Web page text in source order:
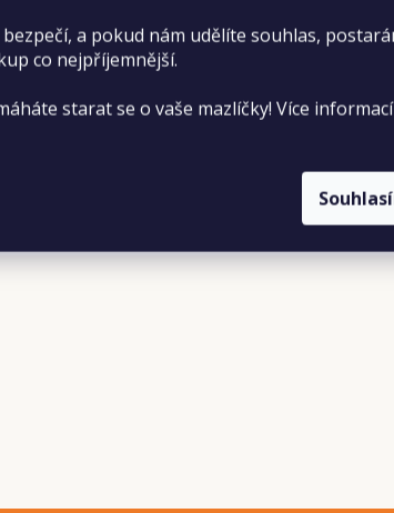
a pokud nám udělíte souhlas,
co nejpříjemnější.
starat se o vaše mazlíčky! Více informací
vitamin D3 1200 iu, vitamin C 300 mg,
popela, 3% Omega 6, 3% Hrubé vlákniny,